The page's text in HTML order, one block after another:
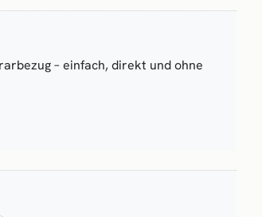
– einfach, direkt und ohne